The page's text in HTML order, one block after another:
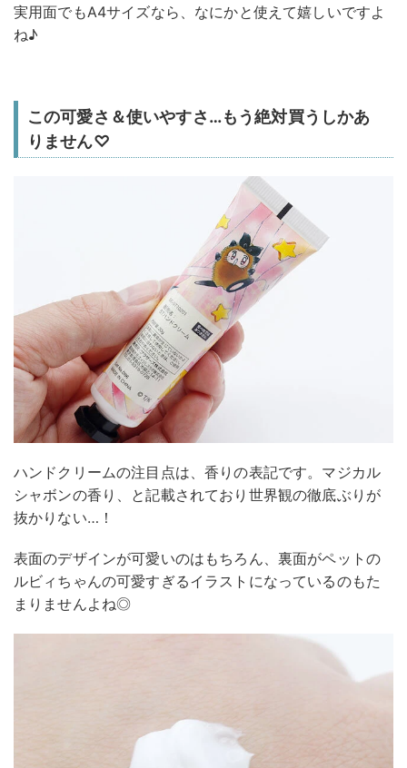
実用面でもA4サイズなら、なにかと使えて嬉しいですよ
ね♪
この可愛さ＆使いやすさ…もう絶対買うしかあ
りません♡
ハンドクリームの注目点は、香りの表記です。マジカル
シャボンの香り、と記載されており世界観の徹底ぶりが
抜かりない…！
表面のデザインが可愛いのはもちろん、裏面がペットの
ルビィちゃんの可愛すぎるイラストになっているのもた
まりませんよね◎